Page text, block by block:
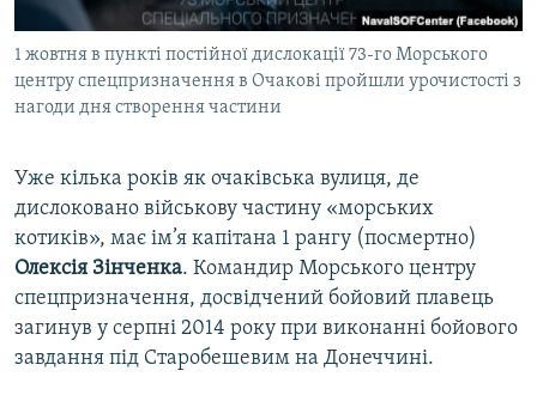
1 жовтня в пункті постійної дислокації 73-го Морського
центру спецпризначення в Очакові пройшли урочистості з
нагоди дня створення частини
Уже кілька років як очаківська вулиця, де
дислоковано військову частину «морських
котиків», має ім’я капітана 1 рангу (посмертно)
Олексія Зінченка. Командир Морського центру
спецпризначення, досвідчений бойовий плавець
загинув у серпні 2014 року при виконанні бойового
завдання під Старобешевим на Донеччині.